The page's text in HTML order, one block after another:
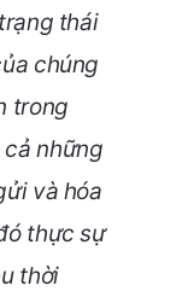
thái
chúng
trong
cả những
và hóa
thực sự
thời